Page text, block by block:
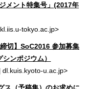
メント特集号」(2017年
tokyo.ac.jp>
切】SoC2016 参加募集
ンポジウム）
dl.kuis.kyoto-u.ac.jp>
（予稿集）のお求めに